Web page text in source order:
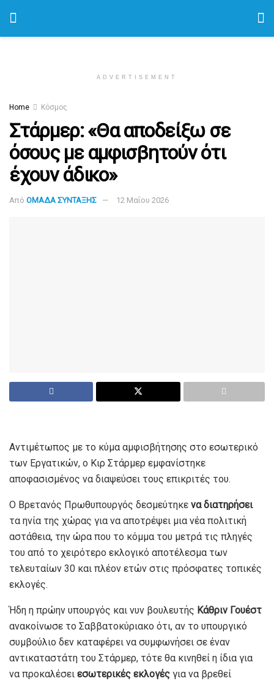
ADVERTISEMENT
Home Κόσμος
Στάρμερ: «Θα αποδείξω σε
όσους με αμφισβητούν ότι
έχουν άδικο»
Από ΟΜΑΔΑ ΣΥΝΤΑΞΗΣ 12 Μαΐου 2026
Αντιμέτωπος με το κύμα αμφισβήτησης στο εσωτερικό
των Εργατικών, ο Κιρ Στάρμερ εμφανίστηκε
αποφασισμένος να διαψεύσει τους επικριτές του.
Ο Βρετανός Πρωθυπουργός δεσμεύτηκε να διατηρήσει
τα ηνία της χώρας για να αποτρέψει μια νέα πολιτική
αστάθεια, την ώρα που το κόμμα του μετρά τις πληγές
του από το χειρότερο εκλογικό αποτέλεσμα των
τελευταίων 30 και πλέον ετών στις πρόσφατες τοπικές
εκλογές.
Ήδη η πρώην υπουργός και νυν βουλευτής Κάθριν Γουέστ
ανακοίνωσε το Σαββατοκύριακο ότι, αν το υπουργικό
συμβούλιο δεν καταφέρει να συμφωνήσει σε έναν
αντικαταστάτη του Στάρμερ, τότε θα κινηθεί η ίδια για
να προκαλέσει εσωτερικές εκλογές για να βρεθεί